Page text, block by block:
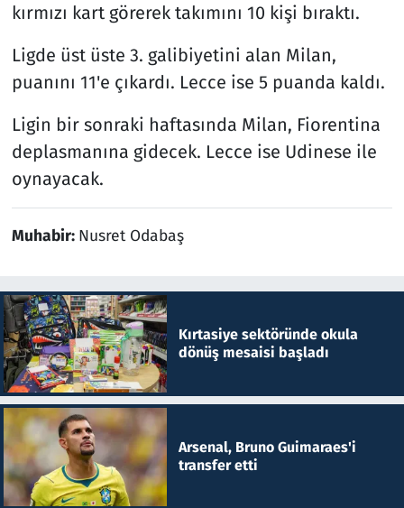
kırmızı kart görerek takımını 10 kişi bıraktı.
Ligde üst üste 3. galibiyetini alan Milan,
puanını 11'e çıkardı. Lecce ise 5 puanda kaldı.
Ligin bir sonraki haftasında Milan, Fiorentina
deplasmanına gidecek. Lecce ise Udinese ile
oynayacak.
Muhabir: Nusret Odabaş
Kırtasiye sektöründe okula
dönüş mesaisi başladı
Arsenal, Bruno Guimaraes'i
transfer etti